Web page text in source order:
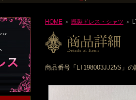
HOME ＞ 既製ドレス・シャツ ＞
商品番号「LT198003JJ25S」